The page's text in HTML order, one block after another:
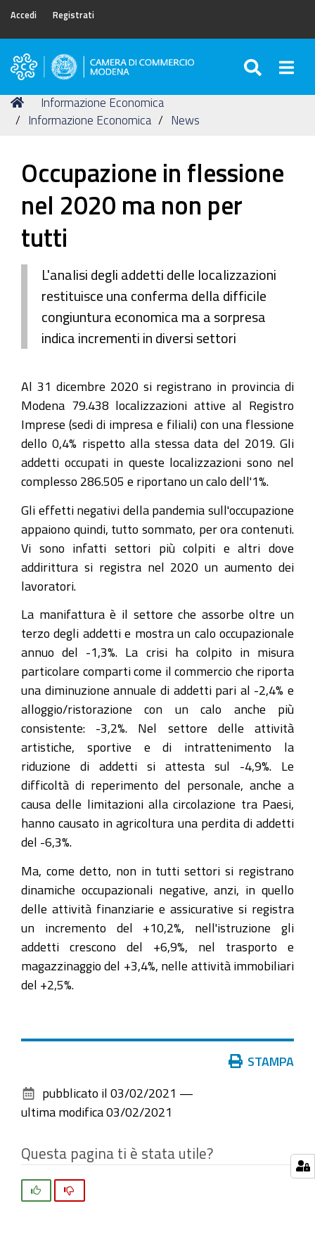
Accedi Registrati
Camera
Commercio
di
Tu
sei
Home
Informazione Economica
Informazione Economica
News
Occupazione in flessione
nel 2020 ma non per
tutti
L'analisi degli addetti delle localizzazioni
restituisce una conferma della difficile
congiuntura economica ma a sorpresa
indica incrementi in diversi settori
Al 31 dicembre 2020 si registrano in provincia di
Modena 79.438 localizzazioni attive al Registro
Imprese (sedi di impresa e filiali) con una flessione
dello 0,4% rispetto alla stessa data del 2019. Gli
addetti occupati in queste localizzazioni sono nel
complesso 286.505 e riportano un calo dell'1%.
Gli effetti negativi della pandemia sull'occupazione
appaiono quindi, tutto sommato, per ora contenuti.
Vi sono infatti settori più colpiti e altri dove
addirittura si registra nel 2020 un aumento dei
lavoratori.
La manifattura è il settore che assorbe oltre un
terzo degli addetti e mostra un calo occupazionale
annuo del -1,3%. La crisi ha colpito in misura
particolare comparti come il commercio che riporta
una diminuzione annuale di addetti pari al -2,4% e
alloggio/ristorazione con un calo anche più
consistente: -3,2%. Nel settore delle attività
artistiche, sportive e di intrattenimento la
riduzione di addetti si attesta sul -4,9%. Le
difficoltà di reperimento del personale, anche a
causa delle limitazioni alla circolazione tra Paesi,
hanno causato in agricoltura una perdita di addetti
del -6,3%.
Ma, come detto, non in tutti settori si registrano
dinamiche occupazionali negative, anzi, in quello
delle attività finanziarie e assicurative si registra
un incremento del +10,2%, nell'istruzione gli
addetti crescono del +6,9%, nel trasporto e
magazzinaggio del +3,4%, nelle attività immobiliari
del +2,5%.
documento
STAMPA
pubblicato il 03/02/2021 —
ultima modifica 03/02/2021
Questa pagina ti è stata utile?